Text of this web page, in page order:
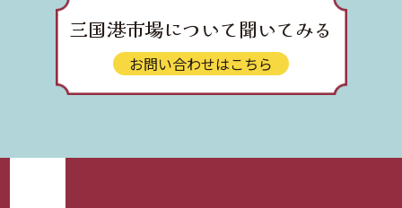
三国港市場について聞いてみる
お問い合わせはこちら